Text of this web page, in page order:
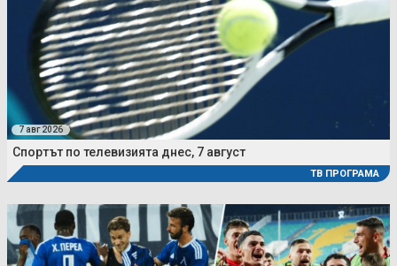
7 авг 2026
Спортът по телевизията днес, 7 август
ТВ ПРОГРАМА